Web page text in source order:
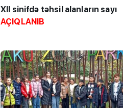
XII sinifdə təhsil alanların sayı
AÇIQLANIB